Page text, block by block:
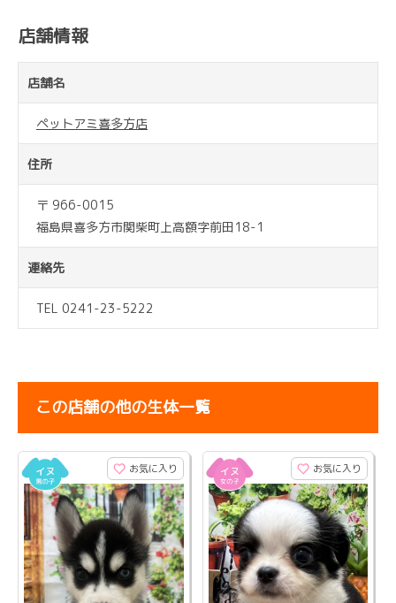
店舗情報
店舗名
ペットアミ喜多方店
住所
〒 966-0015
福島県喜多方市関柴町上高額字前田18-1
連絡先
TEL 0241-23-5222
この店舗の他の生体一覧
お気に入り お気に入り